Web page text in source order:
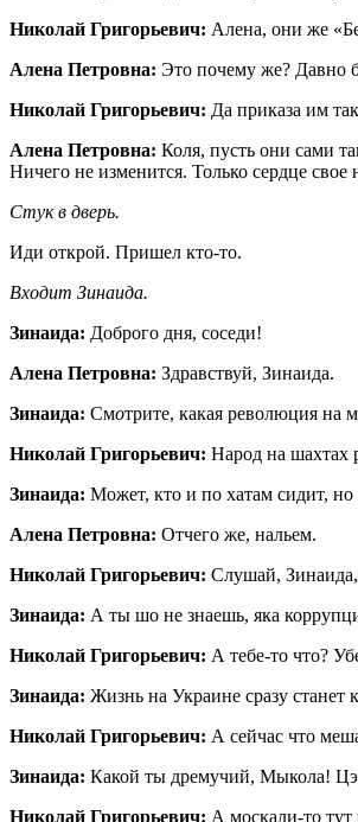
Николай Григорьевич: Алена, они же
Алена Петровна: Это почему же? Давно
Николай Григорьевич: Да приказа им
Алена Петровна: Коля, пусть они сами
Ничего не изменится. Только сердце свое
Стук в дверь.
Иди открой. Пришел кто-то.
Входит Зинаида.
Зинаида: Доброго дня, соседи!
Алена Петровна: Здравствуй, Зинаида.
Зинаида: Смотрите, какая революция на
Николай Григорьевич: Народ на шахтах
Зинаида: Может, кто и по хатам сидит,
Алена Петровна: Отчего же, нальем.
Николай Григорьевич: Слушай, Зинаида,
Зинаида: А ты шо не знаешь, яка
Николай Григорьевич: А тебе-то что?
Зинаида: Жизнь на Украине сразу
Николай Григорьевич: А сейчас что
Зинаида: Какой ты дремучий, Мыкола! Цэ
Николай Григорьевич: А москали-то тут